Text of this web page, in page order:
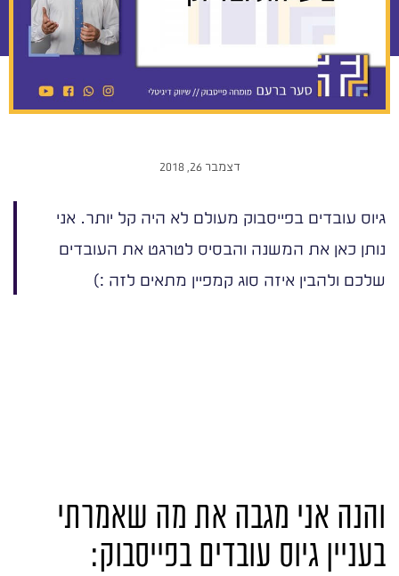
דצמבר 26, 2018
גיוס עובדים בפייסבוק מעולם לא היה קל יותר. אני
נותן כאן את המשנה והבסיס לטרגט את העובדים
שלכם ולהבין איזה סוג קמפיין מתאים לזה :)
והנה אני מגבה את מה שאמרתי
בעניין גיוס עובדים בפייסבוק: